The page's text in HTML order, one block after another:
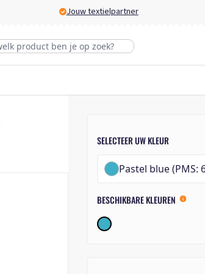
Jouw textielpartner
SELECTEER UW KLEUR
Pastel blue (PMS:
BESCHIKBARE KLEUREN